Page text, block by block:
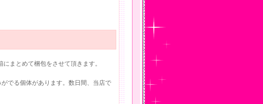
まとめて梱包をさせて頂きます。
でる個体があります。数日間、当店で